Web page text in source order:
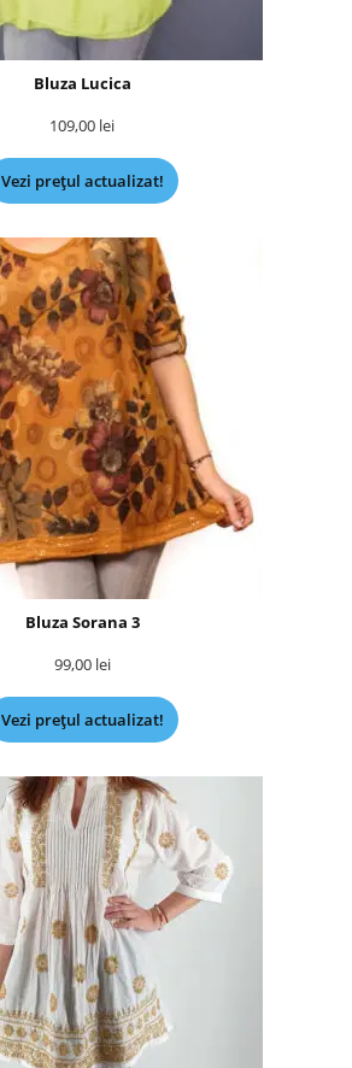
Bluza Lucica
109,00 lei
Vezi prețul actualizat!
Bluza Sorana 3
99,00 lei
Vezi prețul actualizat!